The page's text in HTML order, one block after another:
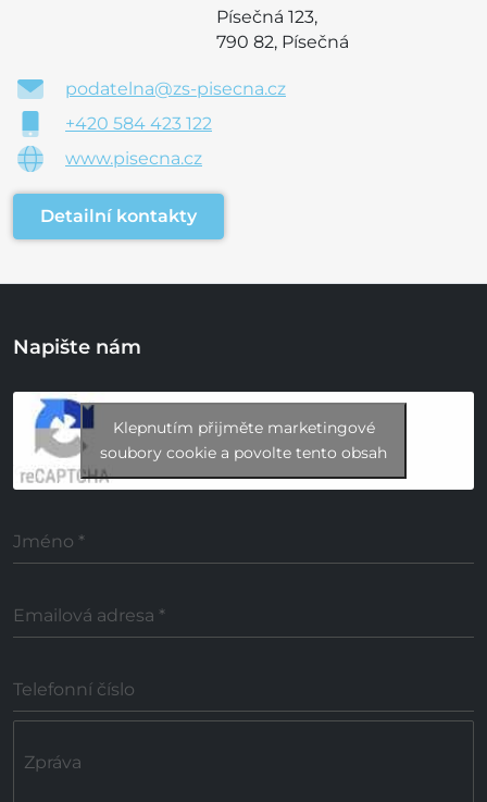
Písečná 123,
790 82, Písečná
podatelna@zs-pisecna.cz
+420 584 423 122
www.pisecna.cz
Detailní kontakty
Napište nám
Klepnutím přijměte marketingové
soubory cookie a povolte tento obsah
Jméno *
Emailová adresa *
Telefonní číslo
Zpráva